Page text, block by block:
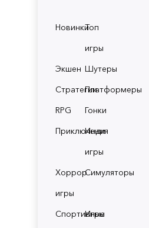
НовинкиТоп
игры
Экшен Шутеры
СтратегииПлатформеры
RPG
Гонки
Приключения
Инди
игры
Хоррор
игры
Симуляторы
Спортивные
Игры